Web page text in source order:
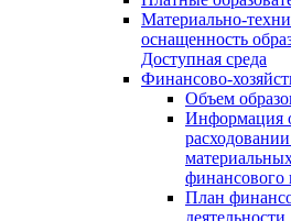
Материально-
оснащенность
Доступная среда
Финансово-
Объем
Информация
финансового
План